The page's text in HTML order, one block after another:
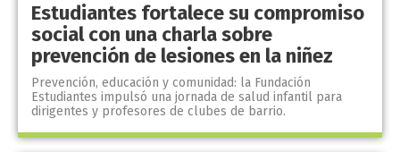
Estudiantes fortalece su compromiso
social con una charla sobre
prevención de lesiones en la niñez
Prevención, educación y comunidad: la Fundación
Estudiantes impulsó una jornada de salud infantil para
dirigentes y profesores de clubes de barrio.